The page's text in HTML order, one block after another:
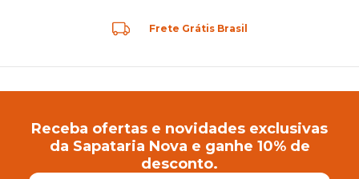
Frete Grátis Brasil
Receba ofertas e novidades exclusivas
da Sapataria Nova e ganhe 10% de
desconto.